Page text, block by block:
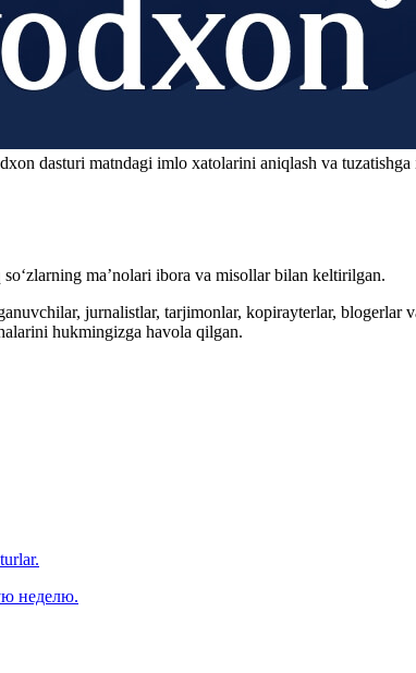
dasturi matndagi imlo xatolarini aniqlash va tuzatishga
ma’nolari ibora va misollar bilan keltirilgan.
jurnalistlar, tarjimonlar, kopirayterlar,
hukmingizga havola qilgan.
неделю.